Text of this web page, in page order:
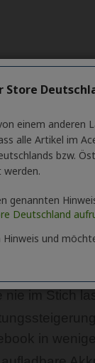
Store
einem anderen
alle Artikel im
bzw.
werden.
genannten
Deutschland
und